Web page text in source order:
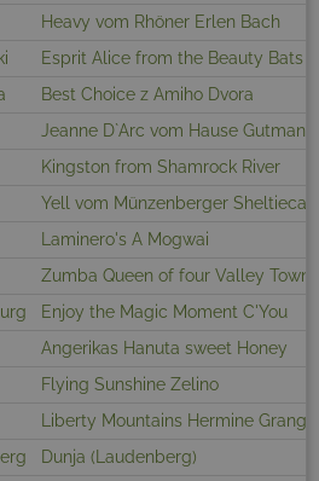
Heavy vom Rhöner Erlen Bach
Esprit Alice from the Beauty Bats
Best Choice z Amiho Dvora
Jeanne D`Arc vom Hause Gutmann
Kingston from Shamrock River
Yell vom Münzenberger
Laminero's A Mogwai
Zumba Queen of four Valley Town
Enjoy the Magic Moment C'You
Angerikas Hanuta sweet Honey
Flying Sunshine Zelino
Liberty Mountains Hermine
Dunja (Laudenberg)